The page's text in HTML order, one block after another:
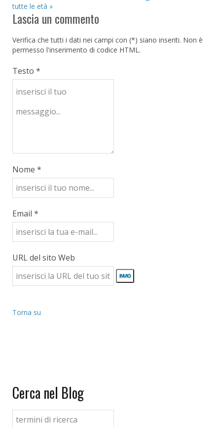
tutte le età »
Lascia un commento
Verifica che tutti i dati nei campi con (*) siano inseriti. Non è
permesso l'inserimento di codice HTML.
Testo *
Nome *
Email *
URL del sito Web
Torna su
Cerca nel Blog